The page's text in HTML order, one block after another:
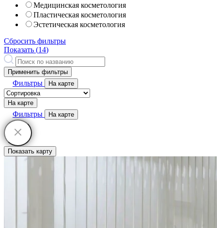
Медицинская косметология
Пластическая косметология
Эстетическая косметология
Сбросить фильтры
Показать (14)
Применить фильтры
Фильтры На карте
На карте
Фильтры На карте
Показать карту